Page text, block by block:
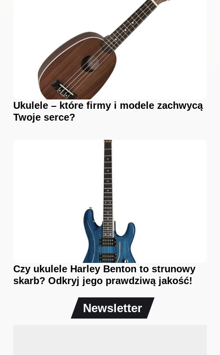
Ukulele – które firmy i modele zachwycą
Twoje serce?
Czy ukulele Harley Benton to strunowy
skarb? Odkryj jego prawdziwą jakość!
Newsletter